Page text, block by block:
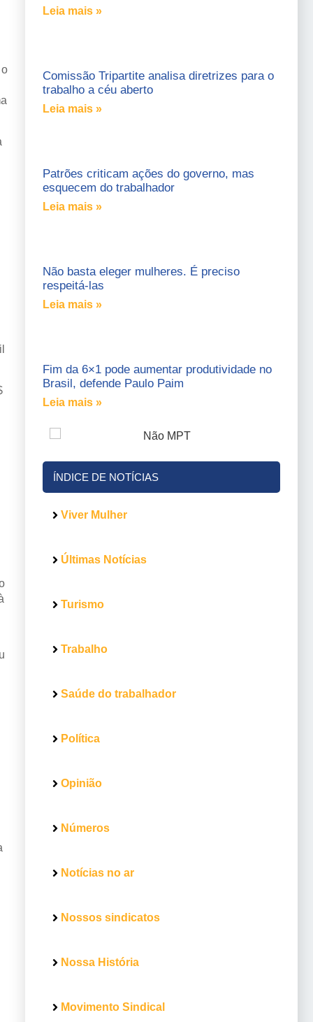
Leia mais »
Comissão Tripartite analisa diretrizes para o
trabalho a céu aberto
Leia mais »
Patrões criticam ações do governo, mas
esquecem do trabalhador
Leia mais »
Não basta eleger mulheres. É preciso
respeitá-las
Leia mais »
Fim da 6×1 pode aumentar produtividade no
Brasil, defende Paulo Paim
Leia mais »
ÍNDICE DE NOTÍCIAS
Viver Mulher
Últimas Notícias
Turismo
Trabalho
Saúde do trabalhador
Política
Opinião
Números
Notícias no ar
Nossos sindicatos
Nossa História
Movimento Sindical